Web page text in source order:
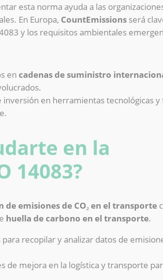
esta norma ayuda a las
En Europa, CountEmissions será
y los requisitos ambientales
en cadenas de suministro
inversión en herramientas tecnológicas
en la
14083?
de emisiones de CO₂ en el transporte
huella de carbono en el transporte.
recopilar y analizar datos de
de mejora en la logística y transporte